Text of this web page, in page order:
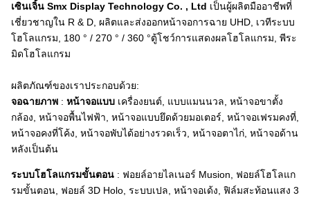
เซินเจิ้น Smx Display Technology Co. , Ltd เป็นผู้ผลิตมืออาชีพที่
เชี่ยวชาญใน R & D, ผลิตและส่งออกหน้าจอการฉาย UHD, เวทีระบบ
โฮโลแกรม, 180 ° / 270 ° / 360 °ตู้โชว์การแสดงผลโฮโลแกรม, พีระ
มิดโฮโลแกรม
ผลิตภัณฑ์ของเราประกอบด้วย:
จอฉายภาพ : หน้าจอแบบ เครื่องยนต์, แบบแมนนวล, หน้าจอขาตั้ง
กล้อง, หน้าจอพื้นไฟฟ้า, หน้าจอแบบยึดด้วยมอเตอร์, หน้าจอเฟรมคงที่,
หน้าจอคงที่โค้ง, หน้าจอพับได้อย่างรวดเร็ว, หน้าจอตาไก่, หน้าจอด้าน
หลังเป็นต้น
ระบบโฮโลแกรมขั้นตอน : ฟอยล์อายไลเนอร์ Musion, ฟอยล์โฮโลแก
รมขั้นตอน, ฟอยล์ 3D Holo, ระบบเปล, หน้าจอเด้ง, ฟิล์มสะท้อนแสง 3